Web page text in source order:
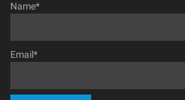
Name*
Email*